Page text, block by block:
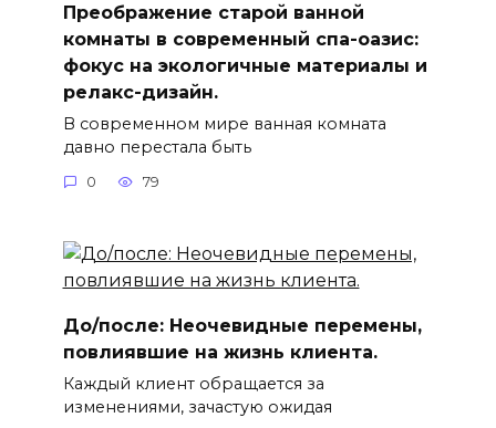
Преображение старой ванной
комнаты в современный спа-оазис:
фокус на экологичные материалы и
релакс-дизайн.
В современном мире ванная комната
давно перестала быть
0 79
До/после: Неочевидные перемены,
повлиявшие на жизнь клиента.
Каждый клиент обращается за
изменениями, зачастую ожидая